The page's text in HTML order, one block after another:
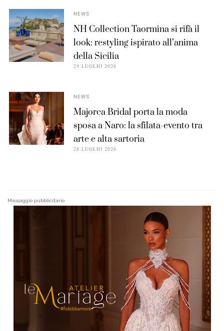
NEWS
NH Collection Taormina si rifà il
look: restyling ispirato all’anima
della Sicilia
29 LUGLIO 2026
NEWS
Majorca Bridal porta la moda
sposa a Naro: la sfilata-evento tra
arte e alta sartoria
28 LUGLIO 2026
Messaggio pubblicitario